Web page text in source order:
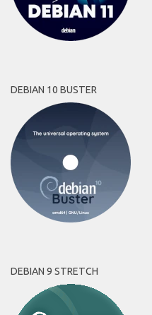
DEBIAN 10 BUSTER
DEBIAN 9 STRETCH